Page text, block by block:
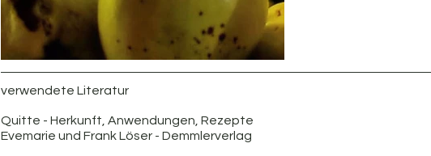
verwendete Literatur
Quitte - Herkunft, Anwendungen, Rezepte
Evemarie und Frank Löser - Demmlerverlag